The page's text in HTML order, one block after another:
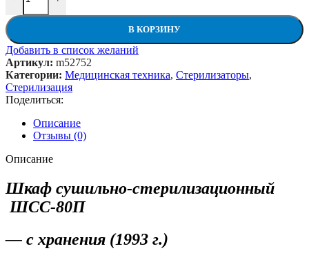
В КОРЗИНУ
Добавить в список желаний
Артикул: m52752
Категории: Медицинская техника, Стерилизаторы,
Стерилизация
Поделиться:
Описание
Отзывы (0)
Описание
Шкаф сушильно-стерилизационный
ШСС-80П
— с хранения (1993 г.)